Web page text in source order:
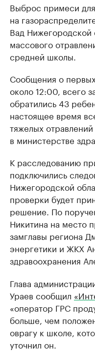
Выброс примеси
на
Вад Нижегородской
массового
средней школы.
Сообщения о
около 12:00, всего
обратились 43
настоящее время
тяжелых
в министерстве
К расследованию
подключились
Нижегородской
проверки будет
решение. По
Никитина на место
замглавы региона
энергетики и ЖКХ
здравоохранения
Глава
Ураев сообщил
«оператор ГРС
больше, чем
оврагу к школе,
уточнил он.